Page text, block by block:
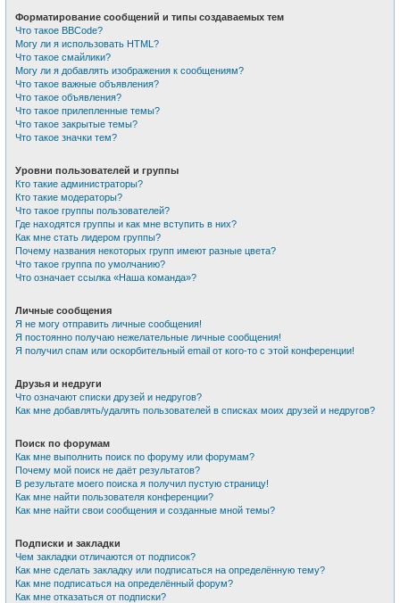
Форматирование сообщений и типы создаваемых тем
Что такое BBCode?
Могу ли я использовать HTML?
Что такое смайлики?
Могу ли я добавлять изображения к сообщениям?
Что такое важные объявления?
Что такое объявления?
Что такое прилепленные темы?
Что такое закрытые темы?
Что такое значки тем?
Уровни пользователей и группы
Кто такие администраторы?
Кто такие модераторы?
Что такое группы пользователей?
Где находятся группы и как мне вступить в них?
Как мне стать лидером группы?
Почему названия некоторых групп имеют разные цвета?
Что такое группа по умолчанию?
Что означает ссылка «Наша команда»?
Личные сообщения
Я не могу отправить личные сообщения!
Я постоянно получаю нежелательные личные сообщения!
Я получил спам или оскорбительный email от кого-то с этой конференции!
Друзья и недруги
Что означают списки друзей и недругов?
Как мне добавлять/удалять пользователей в списках моих друзей и недругов?
Поиск по форумам
Как мне выполнить поиск по форуму или форумам?
Почему мой поиск не даёт результатов?
В результате моего поиска я получил пустую страницу!
Как мне найти пользователя конференции?
Как мне найти свои сообщения и созданные мной темы?
Подписки и закладки
Чем закладки отличаются от подписок?
Как мне сделать закладку или подписаться на определённую тему?
Как мне подписаться на определённый форум?
Как мне отказаться от подписки?